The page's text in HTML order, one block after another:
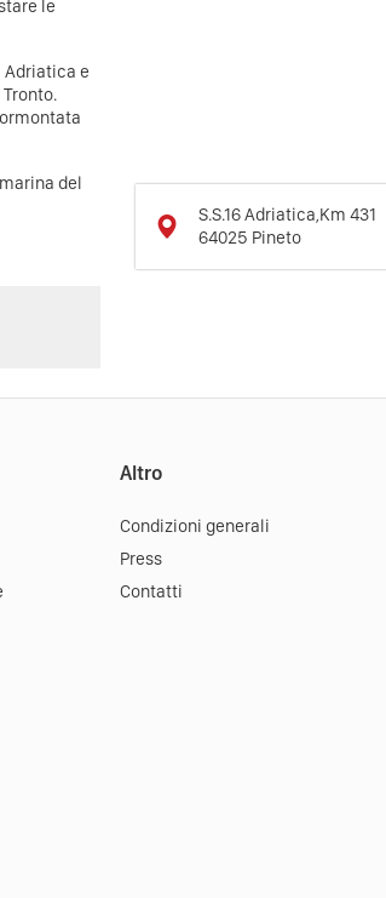
le
Adriatica e
del
S.S.16 Adriatica,Km 431
64025 Pineto
Altro
Condizioni generali
Press
Contatti